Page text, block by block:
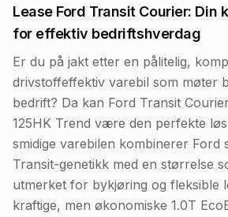
Lease Ford Transit Courier: Din
for effektiv bedriftshverdag
Er du på jakt etter en pålitelig,
drivstoffeffektiv varebil som møter
bedrift? Da kan Ford Transit
125HK Trend være den perfekte
smidige varebilen kombinerer Ford
Transit-genetikk med en størrelse
utmerket for bykjøring og fleksible
kraftige, men økonomiske 1.0T